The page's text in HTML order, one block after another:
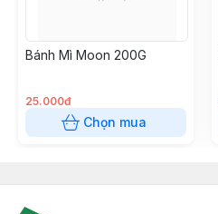
Bánh Mì Moon 200G
25.000đ
Chọn mua